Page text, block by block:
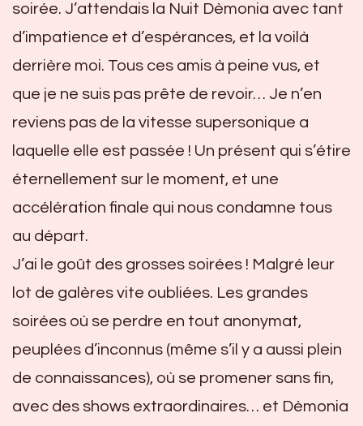
soirée. J’attendais la Nuit Dèmonia avec tant
d’impatience et d’espérances, et la voilà
derrière moi. Tous ces amis à peine vus, et
que je ne suis pas prête de revoir… Je n’en
reviens pas de la vitesse supersonique a
laquelle elle est passée ! Un présent qui s’étire
éternellement sur le moment, et une
accélération finale qui nous condamne tous
au départ.
J’ai le goût des grosses soirées ! Malgré leur
lot de galères vite oubliées. Les grandes
soirées où se perdre en tout anonymat,
peuplées d’inconnus (même s’il y a aussi plein
de connaissances), où se promener sans fin,
avec des shows extraordinaires… et Dèmonia